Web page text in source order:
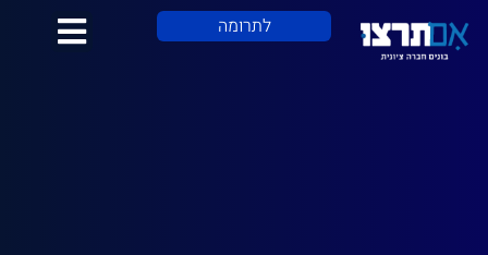
לתרומה